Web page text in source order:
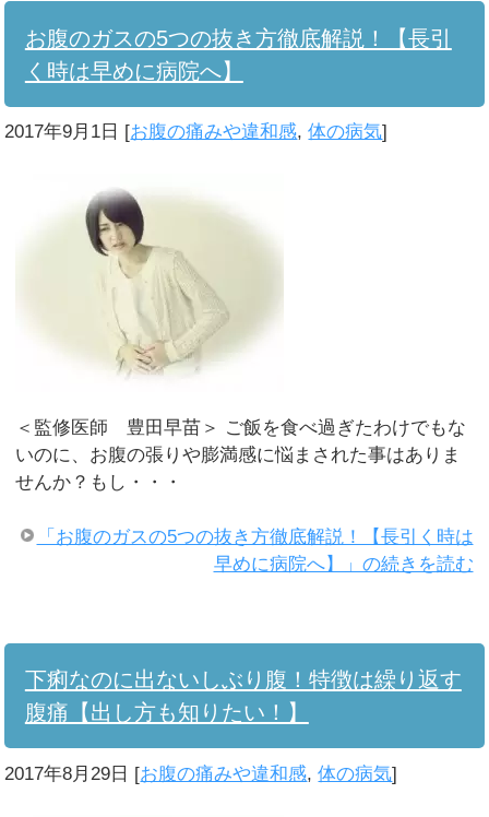
お腹のガスの5つの抜き方徹底解説！【長引
く時は早めに病院へ】
2017年9月1日 [お腹の痛みや違和感,体の病気]
＜監修医師 豊田早苗＞ ご飯を食べ過ぎたわけでもな
いのに、お腹の張りや膨満感に悩まされた事はありま
せんか？もし・・・
「お腹のガスの5つの抜き方徹底解説！【長引く時は
早めに病院へ】」の続きを読む
下痢なのに出ないしぶり腹！特徴は繰り返す
腹痛【出し方も知りたい！】
2017年8月29日 [お腹の痛みや違和感,体の病気]